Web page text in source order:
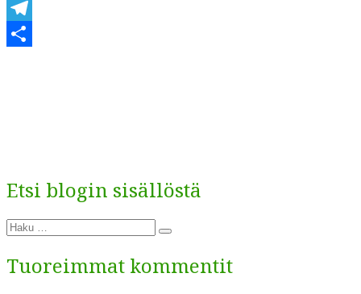
WhatsApp
Telegram
Etsi blogin sisällöstä
Etsi:
Haku
Tuoreimmat kommentit